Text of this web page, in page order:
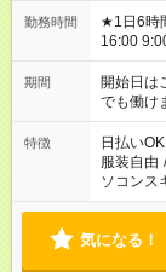
勤務時間
★1日6時間～の時短
16:00
場合、他
ん ※法令
となりま
短時間・
期間
開始日
でも働け
特徴 日払いOK
服装自由 /
ソコンス
気になる！